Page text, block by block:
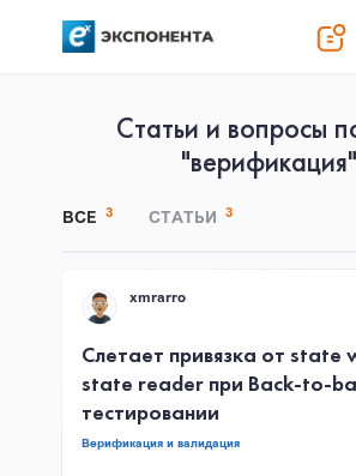
Статьи и вопросы
"верификация"
ВСЕ 3 СТАТЬИ 3
xmrarro
Слетает привязка от state
state reader при Back-to-
тестировании
Верификация и валидация